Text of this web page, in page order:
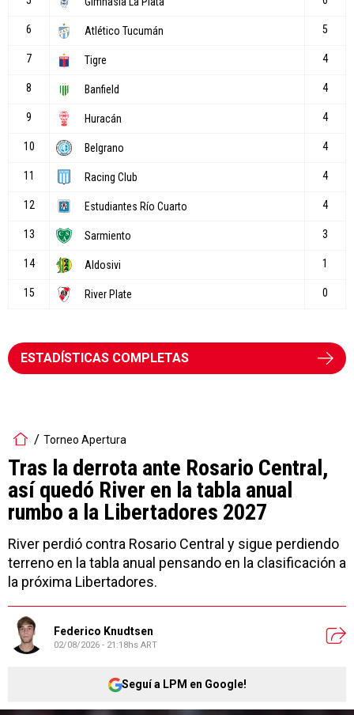
ESTADÍSTICAS COMPLETAS
Torneo Apertura
Tras la derrota ante Rosario Central,
así quedó River en la tabla anual
rumbo a la Libertadores 2027
River perdió contra Rosario Central y sigue perdiendo
terreno en la tabla anual pensando en la clasificación a
la próxima Libertadores.
Federico Knudtsen
02/08/2026 - 21:18hs ART
Seguí a LPM en Google!